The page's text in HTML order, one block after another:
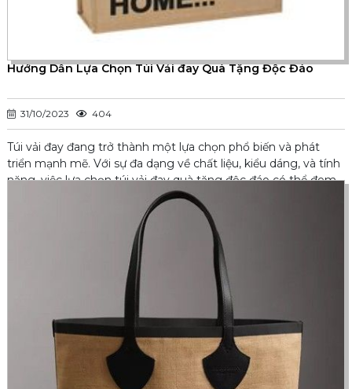
Hướng Dẫn Lựa Chọn Túi Vải đay Quà Tặng Độc Đáo
31/10/2023 404
Túi vải đay đang trở thành một lựa chọn phổ biến và phát
triển mạnh mẽ. Với sự đa dạng về chất liệu, kiểu dáng, và tính
năng, việc lựa chọn túi vải đay quà tặng độc đáo có thể đem
lại sự khác biệt và ấn tượng tốt đẹp cho người nhận